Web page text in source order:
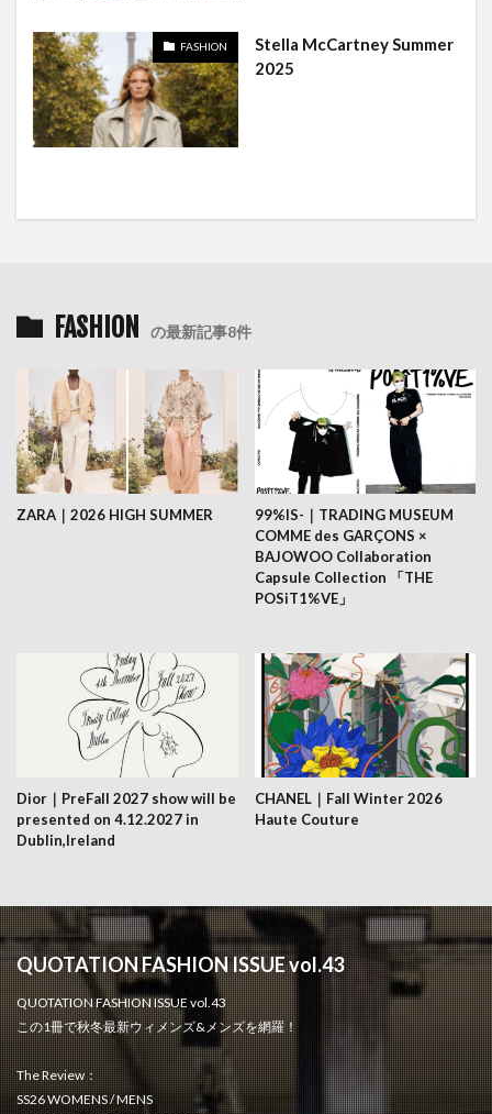
FASHION
Stella McCartney Summer
2025
FASHION の最新記事8件
ZARA｜2026 HIGH SUMMER
99%IS-｜TRADING MUSEUM
COMME des GARÇONS ×
BAJOWOO Collaboration
Capsule Collection 「THE
POSiT1%VE」
Dior｜PreFall 2027 show will be
presented on 4.12.2027 in
Dublin,Ireland
CHANEL｜Fall Winter 2026
Haute Couture
QUOTATION FASHION ISSUE vol.43
QUOTATION FASHION ISSUE vol.43
この1冊で秋冬最新ウィメンズ&メンズを網羅！
The Review：
SS26 WOMENS / MENS